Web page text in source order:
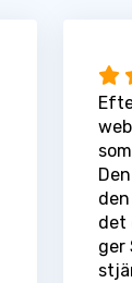
det
ger